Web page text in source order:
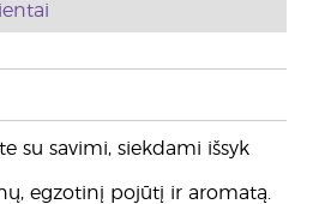
su savimi, siekdami išsyk
egzotinį pojūtį ir aromatą.